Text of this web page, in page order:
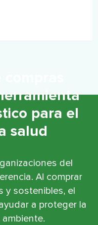
para el
salud
del
Al comprar
y sostenibles, el
a proteger la